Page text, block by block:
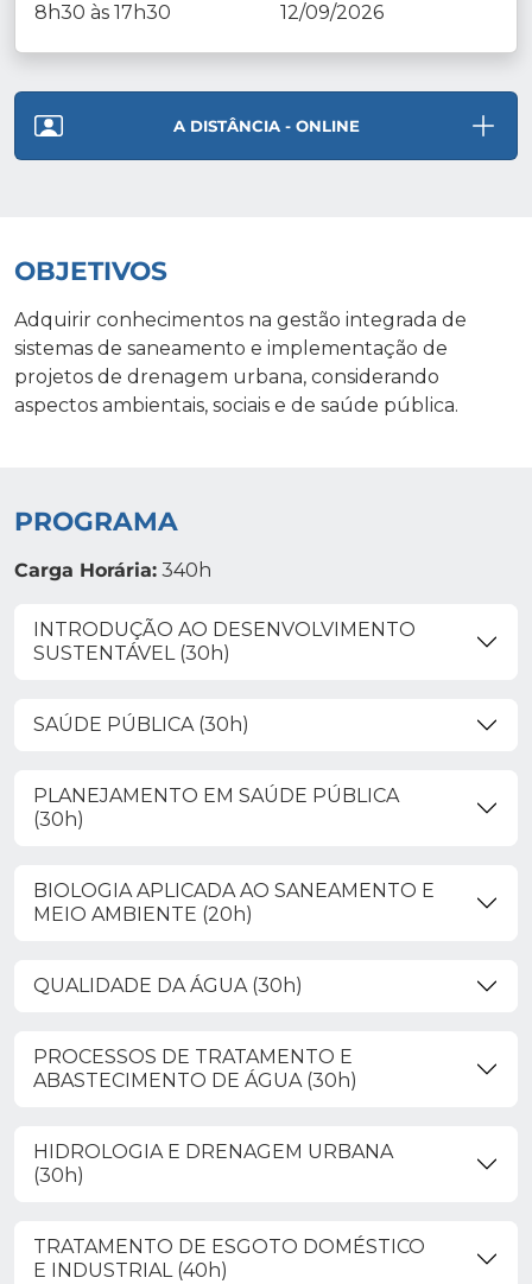
8h30 às 17h30 12/09/2026
A DISTÂNCIA - ONLINE
OBJETIVOS
Adquirir conhecimentos na gestão integrada de
sistemas de saneamento e implementação de
projetos de drenagem urbana, considerando
aspectos ambientais, sociais e de saúde pública.
PROGRAMA
Carga Horária: 340h
INTRODUÇÃO AO DESENVOLVIMENTO
SUSTENTÁVEL (30h)
SAÚDE PÚBLICA (30h)
PLANEJAMENTO EM SAÚDE PÚBLICA
(30h)
BIOLOGIA APLICADA AO SANEAMENTO E
MEIO AMBIENTE (20h)
QUALIDADE DA ÁGUA (30h)
PROCESSOS DE TRATAMENTO E
ABASTECIMENTO DE ÁGUA (30h)
HIDROLOGIA E DRENAGEM URBANA
(30h)
TRATAMENTO DE ESGOTO DOMÉSTICO
E INDUSTRIAL (40h)